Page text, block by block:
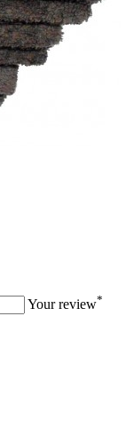
Your review*